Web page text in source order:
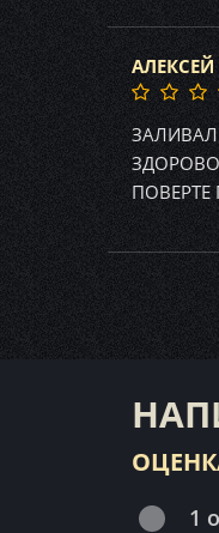
АЛЕКСЕЙ
1